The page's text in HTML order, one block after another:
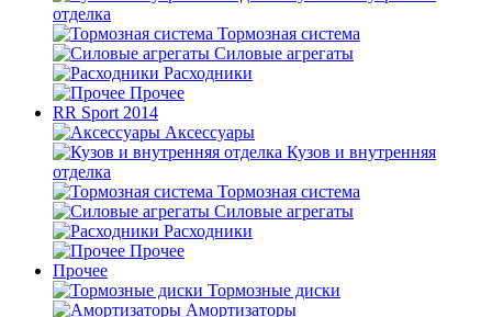
отделка
Тормозная система
Силовые агрегаты
Расходники
Прочее
RR Sport 2014
Аксессуары
Кузов и внутренняя
отделка
Тормозная система
Силовые агрегаты
Расходники
Прочее
Прочее
Тормозные диски
Амортизаторы